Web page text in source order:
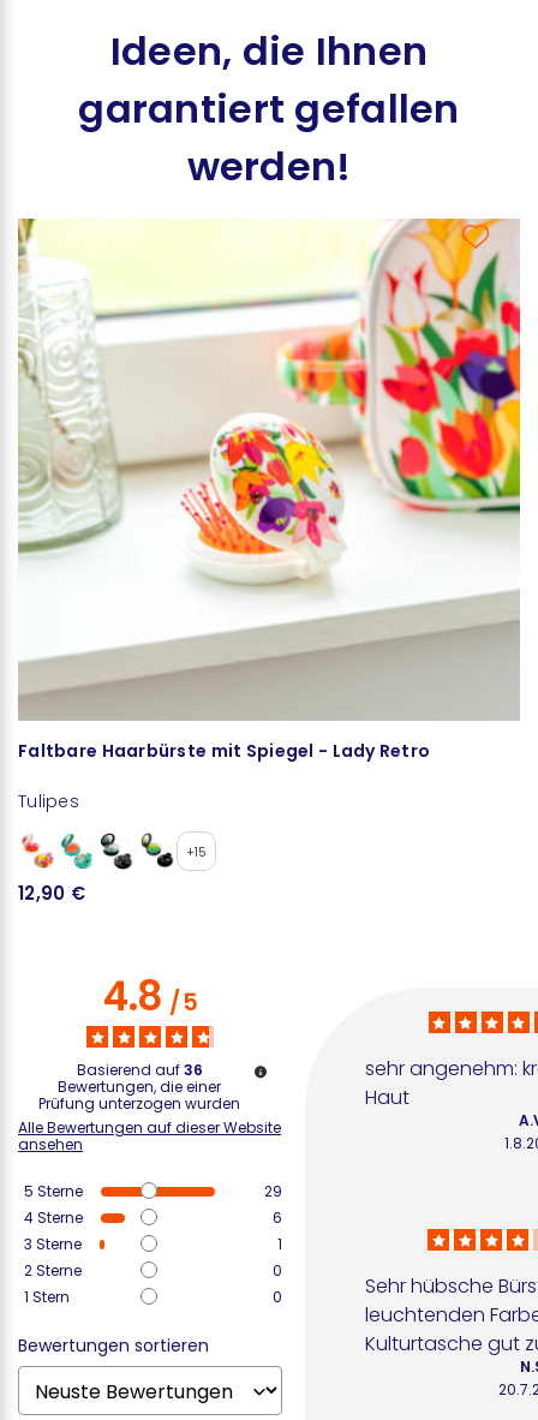
Ideen, die Ihnen
garantiert gefallen
werden!
Faltbare Haarbürste mit Spiegel - Lady Retro
Tulipes
+15
12,90 €
4.8/5
Basierend auf36
Bewertungen, die einer
Prüfung unterzogen wurden
Alle Bewertungen auf dieser Website
ansehen
5 Sterne
29
4Sterne
6
3 Sterne
1
2Sterne
0
1 Stern 0
Bewertungen sortieren
sehr angenehm:
Haut
Sehr hübsche
leuchtenden
Kulturtasche gut